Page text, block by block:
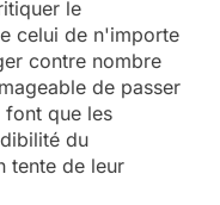
le
celui de n'importe
contre nombre
de passer
font que les
du
tente de leur